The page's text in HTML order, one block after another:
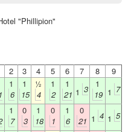
"Phillipion"
2 3 4 5 6 7 8
9
1
6
1
15
½
4
1
2
1
21 1 3
1
19 1 7
1
7
0
3
1
18
0
1
1
6
0
21 1 4 1 5